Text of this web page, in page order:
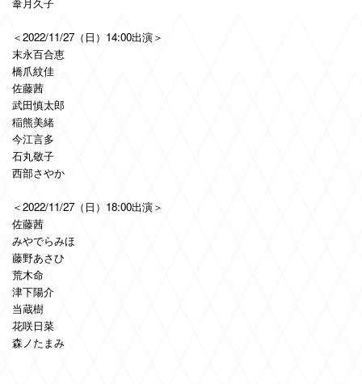
＜2022/11/27（日）14:00出演＞
末永百合恵
橋爪紋佳
佐藤茜
武田慎太郎
稲熊美緒
今江言多
石丸敬子
西部さやか
＜2022/11/27（日）18:00出演＞
佐藤茜
みやでらみほ
藤野あさひ
荒木命
津下陽介
当蔵樹
花咲日菜
森ノたまみ